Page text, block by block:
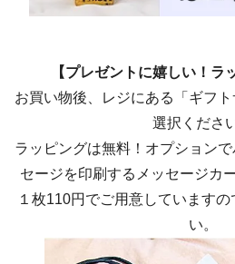
【プレゼントに嬉しい！ラ
お買い物後、レジにある「ギフ
選択くださ
ラッピングは無料！オプション
セージを印刷するメッセージカ
１枚110円でご用意しています
い。